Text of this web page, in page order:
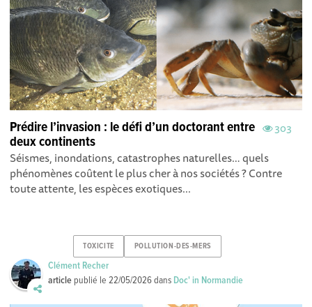
303
Prédire l’invasion : le défi d’un doctorant entre
deux continents
Séismes, inondations, catastrophes naturelles… quels
phénomènes coûtent le plus cher à nos sociétés ? Contre
toute attente, les espèces exotiques...
TOXICITE POLLUTION-DES-MERS
Clément Recher
article publié le22/05/2026dans Doc' in Normandie